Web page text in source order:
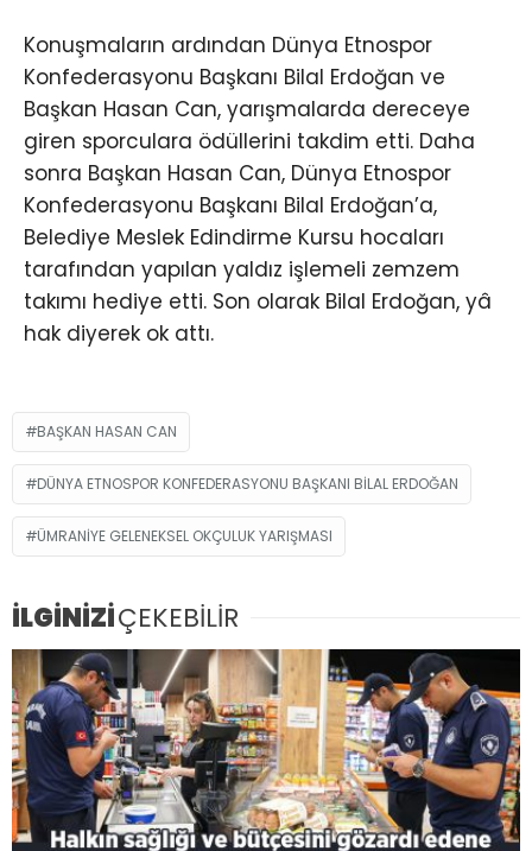
Konuşmaların ardından Dünya Etnospor
Konfederasyonu Başkanı Bilal Erdoğan ve
Başkan Hasan Can, yarışmalarda dereceye
giren sporculara ödüllerini takdim etti. Daha
sonra Başkan Hasan Can, Dünya Etnospor
Konfederasyonu Başkanı Bilal Erdoğan’a,
Belediye Meslek Edindirme Kursu hocaları
tarafından yapılan yaldız işlemeli zemzem
takımı hediye etti. Son olarak Bilal Erdoğan, yâ
hak diyerek ok attı.
BAŞKAN HASAN CAN
DÜNYA ETNOSPOR KONFEDERASYONU BAŞKANI BILAL ERDOĞAN
ÜMRANIYE GELENEKSEL OKÇULUK YARIŞMASI
İLGİNİZİÇEKEBİLİR